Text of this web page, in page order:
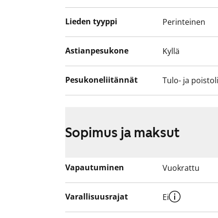
Lieden tyyppi Perinteinen
Astianpesukone Kyllä
Pesukoneliitännät Tulo- ja
Sopimus ja maksut
Vapautuminen Vuokrattu
Varallisuusrajat Ei